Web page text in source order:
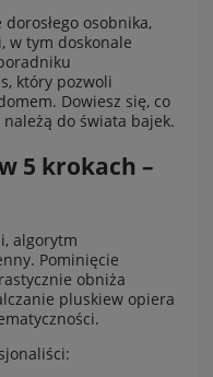
osobnika,
w tym doskonale
który pozwoli
Dowiesz się, co
do świata bajek.
5 krokach –
algorytm
Pominięcie
obniża
pluskiew opiera